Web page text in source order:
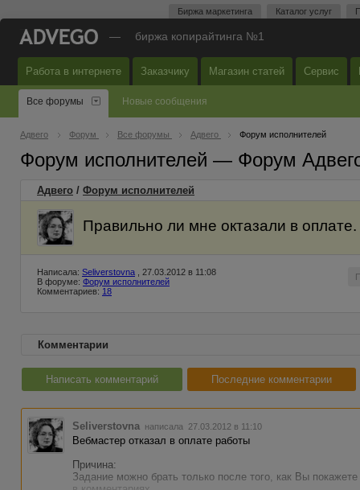
Биржа маркетинга Каталог услуг
— биржа копирайтинга №1
Работа в интернете Заказчику Магазин статей Сервис
Все форумы Новые сообщения
Адвего Форум Все форумы Адвего Форум исполнителей
Форум исполнителей — Форум
Адвего / Форум исполнителей
Правильно ли мне октазали в оплате.
Написала: Seliverstovna , 27.03.2012 в 11:08
В форуме: Форум исполнителей
Комментариев: 18
Комментарии
Написать комментарий Последние комментарии
Seliverstovna написала 27.03.2012 в 11:10
Вебмастер отказал в оплате работы
Причина:
Задание можно брать только после того, как Вы